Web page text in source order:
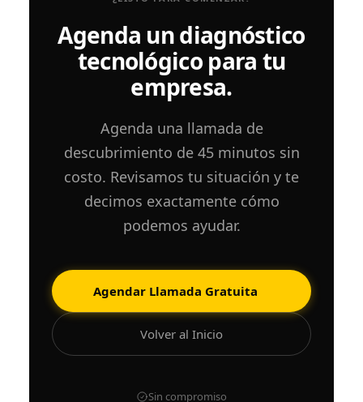
Agenda un diagnóstico
tecnológico para tu
empresa.
Agenda una llamada de
descubrimiento de 45 minutos sin
costo. Revisamos tu situación y te
decimos exactamente cómo
podemos ayudar.
Agendar Llamada Gratuita
Volver al Inicio
Sin compromiso